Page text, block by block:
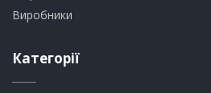
Виробники
Категорії